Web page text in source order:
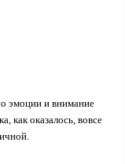
эмоции и внимание
как оказалось, вовсе